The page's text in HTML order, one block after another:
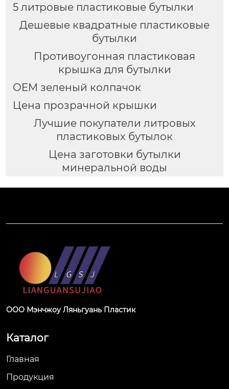
5 литровые пластиковые бутылки
Дешевые квадратные пластиковые
бутылки
Противоугонная пластиковая
крышка для бутылки
OEM зеленый колпачок
Цена прозрачной крышки
Лучшие покупатели литровых
пластиковых бутылок
Цена заготовки бутылки
минеральной воды
ООО Мэнчжоу Ляньгуань Пластик
Каталог
Главная
Продукция